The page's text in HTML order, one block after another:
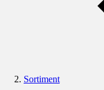
Sortiment